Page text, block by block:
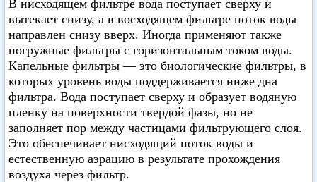
В нисходящем фильтре вода поступает сверху и
вытекает снизу, а в восходящем фильтре поток воды
направлен снизу вверх. Иногда применяют также
погружные фильтры с горизонтальным током воды.
Капельные фильтры — это биологические фильтры, в
которых уровень воды поддерживается ниже дна
фильтра. Вода поступает сверху и образует водяную
пленку на поверхности твердой фазы, но не
заполняет пор между частицами фильтрующего слоя.
Это обеспечивает нисходящий поток воды и
естественную аэрацию в результате прохождения
воздуха через фильтр.